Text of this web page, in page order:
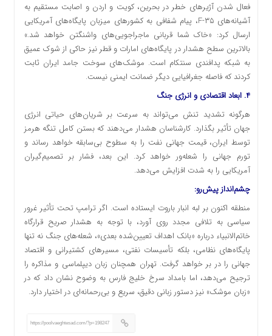
فعال شدن آژیرهای خطر در بحرین، کویت و اردن و اصابت مستقیم به
آشیانه‌های F-۳۵، پیام شفافی به کشورهای میزبان پایگاه‌های آمریکایی
ارسال کرد: «خاک شما قربانی ماجراجویی‌های واشنگتن خواهد شد.»
بالاترین سطح هشدار در پایگاه‌های امارات و قطر نیز حاکی از شوک عمیق
به شبکه پدافندی سنتکام است. موشک‌های سوخت جامد ایران ثابت
کردند که فاصله جغرافیایی دیگر ضمانت ایمنی نیست.
۴. ابعاد اقتصادی و انرژی جنگ
هرگونه تشدید تنش می‌تواند به سرعت بر شریان‌های حیاتی انرژی
جهان تأثیر بگذارد. کارشناسان هشدار می‌دهند که بستن کامل تنگه هرمز
توسط ایران، قیمت جهانی نفت را به سطوح بی‌سابقه خواهد رساند و
تورم جهانی را شعله‌ور خواهد کرد. این بعد، فشار بر تصمیم‌گیران
آمریکایی را به شدت افزایش می‌دهد.
چشم‌انداز پیش‌رو:
منطقه اکنون بر لبه انبار باروت ایستاده است. اگر ترامپ تحت تأثیر غرور
سیاسی به تلافی مجدد روی آورد، با توجه به هشدار صریح قرارگاه
خاتم‌الانبیاء درباره «بانک اهداف تعیین‌شده بعدی»، شعله‌های جنگ نه تنها
پایگاه‌های نظامی، بلکه تأسیسات نفتی، مسیرهای کشتیرانی و اقتصاد
جهانی را در بر خواهد گرفت. تهران همچنان زبان دیپلماسی و مذاکره را
ترجیح می‌دهد، اما بامداد سرخ خلیج فارس به وضوح نشان داد که در
«زبان موشک» نیز دستور زبانی دقیق، سریع و بی‌رحمانه‌ای در اختیار دارد.
https://poolvaeghtesad.com/?p=198247